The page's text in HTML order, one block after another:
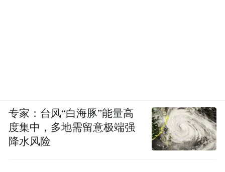
专家：台风“白海豚”能量高
度集中，多地需留意极端强
降水风险